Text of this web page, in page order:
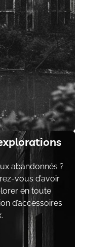
abandonnés ?
vous d’avoir
en toute
d’accessoires